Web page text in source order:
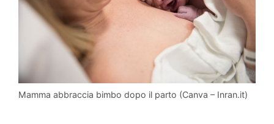
Mamma abbraccia bimbo dopo il parto (Canva – Inran.it)